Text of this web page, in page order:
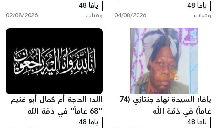
ذمّة الله
يافا 48
وفيات 04/08/2026
عاماً" في ذمّة الله
يافا 48
وفيات 02/08/2026
يافا: السيدة نهاد جنتازي (74
عاماً) في ذمّة الله
يافا 48
اللد: الحاجة أم كمال أبو غنيم
"68 عاماً" في ذمّة الله
يافا 48